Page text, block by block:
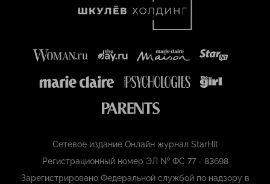
Сетевое издание Онлайн журнал StarHit
Регистрационный номер ЭЛ № ФС 77 - 83698
Зарегистрировано Федеральной службой по надзору в